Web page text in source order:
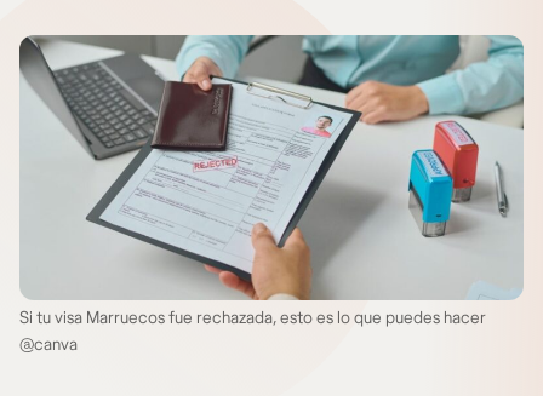
Si tu visa Marruecos fue rechazada, esto es lo que puedes hacer
@canva